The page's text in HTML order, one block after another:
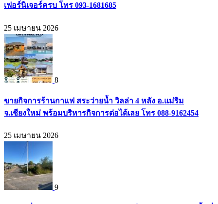
เฟอร์นิเจอร์ครบ โทร 093-1681685
25 เมษายน 2026
8
ขายกิจการร้านกาแฟ สระว่ายน้ำ วิลล่า 4 หลัง อ.แม่ริม
จ.เชียงใหม่ พร้อมบริหารกิจการต่อได้เลย โทร 088-9162454
25 เมษายน 2026
9